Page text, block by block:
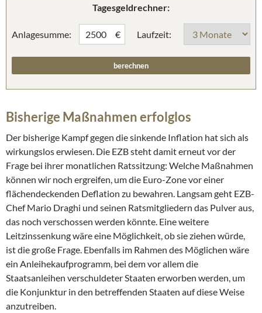
Tagesgeldrechner:
Anlagesumme: € Laufzeit:
Bisherige Maßnahmen erfolglos
Der bisherige Kampf gegen die sinkende Inflation hat sich als
wirkungslos erwiesen. Die EZB steht damit erneut vor der
Frage bei ihrer monatlichen Ratssitzung: Welche Maßnahmen
können wir noch ergreifen, um die Euro-Zone vor einer
flächendeckenden Deflation zu bewahren. Langsam geht EZB-
Chef Mario Draghi und seinen Ratsmitgliedern das Pulver aus,
das noch verschossen werden könnte. Eine weitere
Leitzinssenkung wäre eine Möglichkeit, ob sie ziehen würde,
ist die große Frage. Ebenfalls im Rahmen des Möglichen wäre
ein Anleihekaufprogramm, bei dem vor allem die
Staatsanleihen verschuldeter Staaten erworben werden, um
die Konjunktur in den betreffenden Staaten auf diese Weise
anzutreiben.